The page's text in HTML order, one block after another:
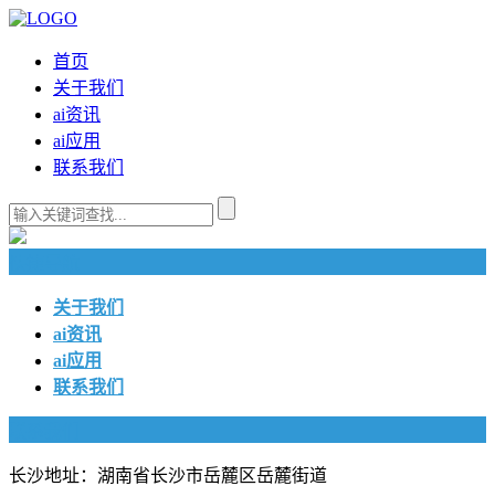
首页
关于我们
ai资讯
ai应用
联系我们
关于我们
ai资讯
ai应用
联系我们
长沙地址：湖南省长沙市岳麓区岳麓街道